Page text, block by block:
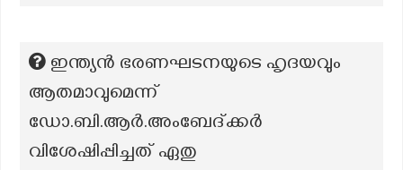
ഇന്ത്യൻ ഭരണഘടനയുടെ ഹൃദയവും
ആതമാവുമെന്ന്
ഡോ.ബി.ആർ.അംബേദ്ക്കർ
വിശേഷിപ്പിച്ചത് ഏതു